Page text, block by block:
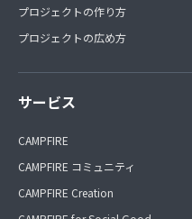
プロジェクトの作り方
プロジェクトの広め方
サービス
CAMPFIRE
CAMPFIRE コミュニティ
CAMPFIRE Creation